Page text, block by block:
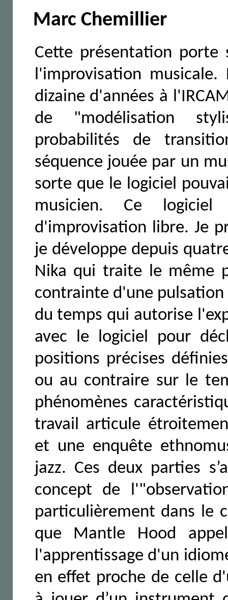
Marc Chemillier
Cette présentation
l'improvisation
dizaine d'années à
de "modélisation
probabilités de
séquence jouée par un
sorte que le logiciel
musicien. Ce
d'improvisation libre. Je
je développe depuis
Nika qui traite le même
contrainte d'une
du temps qui autorise
avec le logiciel pour
positions précises
ou au contraire sur le
phénomènes
travail articule
et une enquête
jazz. Ces deux parties
concept de
particulièrement dans le
que Mantle Hood
l'apprentissage d'un
en effet proche de celle